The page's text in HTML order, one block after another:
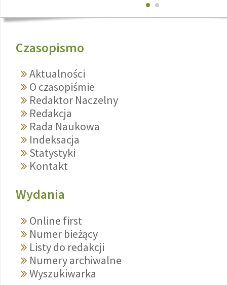
Czasopismo
Aktualności
O czasopiśmie
Redaktor Naczelny
Redakcja
Rada Naukowa
Indeksacja
Statystyki
Kontakt
Wydania
Online first
Numer bieżący
Listy do redakcji
Numery archiwalne
Wyszukiwarka